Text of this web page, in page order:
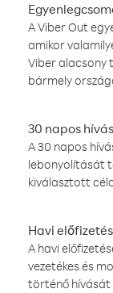
A Viber Out
amikor
Viber alacsony
bármely
30 napos
A 30 napos
lebonyolítását
kiválasztott
Havi
A havi
vezetékes és
történő hívását